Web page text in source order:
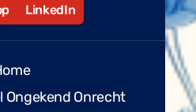
LinkedIn
Onrecht